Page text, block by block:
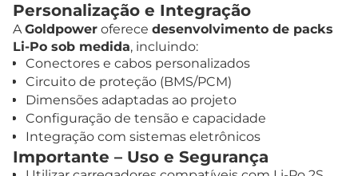
Personalização e Integração
AGoldpower oferece desenvolvimento de packs
Li-Po sob medida, incluindo:
Conectores e cabos personalizados
Circuito de proteção (BMS/PCM)
Dimensões adaptadas ao projeto
Configuração de tensão e capacidade
Integração com sistemas eletrônicos
Importante – Uso e Segurança